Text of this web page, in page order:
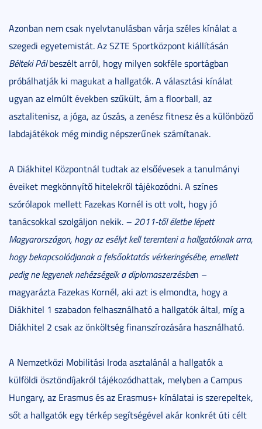
Azonban nem csak nyelvtanulásban várja széles kínálat a
szegedi egyetemistát. Az SZTE Sportközpont kiállításán
Bélteki Pálbeszélt arról, hogy milyen sokféle sportágban
próbálhatják ki magukat a hallgatók. A választási kínálat
ugyan az elmúlt években szűkült, ám a floorball, az
asztalitenisz, a jóga, az úszás, a zenész fitnesz és a különböző
labdajátékok még mindig népszerűnek számítanak.
A Diákhitel Központnál tudtak az elsőévesek a tanulmányi
éveiket megkönnyítő hitelekről tájékozódni. A színes
szórólapok mellett Fazekas Kornél is ott volt, hogy jó
tanácsokkal szolgáljon nekik. – 2011-től életbe lépett
Magyarországon, hogy az esélyt kell teremteni a hallgatóknak arra,
hogy bekapcsolódjanak a felsőoktatás vérkeringésébe, emellett
pedig ne legyenek nehézségeik a diplomaszerzésben –
magyarázta Fazekas Kornél, aki azt is elmondta, hogy a
Diákhitel 1 szabadon felhasználható a hallgatók által, míg a
Diákhitel 2 csak az önköltség finanszírozására használható.
A Nemzetközi Mobilitási Iroda asztalánál a hallgatók a
külföldi ösztöndíjakról tájékozódhattak, melyben a Campus
Hungary, az Erasmus és az Erasmus+ kínálatai is szerepeltek,
sőt a hallgatók egy térkép segítségével akár konkrét úti célt